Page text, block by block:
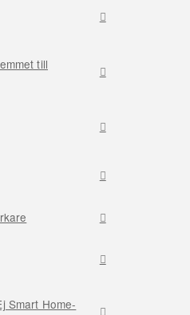
till
Smart Home-